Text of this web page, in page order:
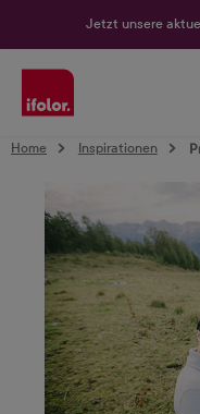
Jetzt unsere
Home Inspirationen